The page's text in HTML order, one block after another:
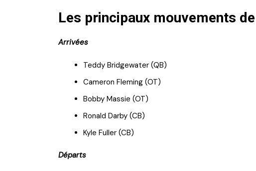
Les principaux mouvements
Arrivées
Teddy Bridgewater (QB)
Cameron Fleming (OT)
Bobby Massie (OT)
Ronald Darby (CB)
Kyle Fuller (CB)
Départs